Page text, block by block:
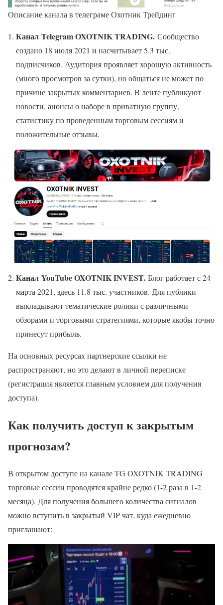
Описание канала в телеграме Охотник Трейдинг
Канал Telegram OXOTNIK TRADING. Сообщество
создано 18 июля 2021 и насчитывает 5.3 тыс.
подписчиков. Аудитория проявляет хорошую активность
(много просмотров за сутки), но общаться не может по
причине закрытых комментариев. В ленте публикуют
новости, анонсы о наборе в приватную группу,
статистику по проведенным торговым сессиям и
положительные отзывы.
Канал YouTube OXOTNIK INVEST. Блог работает с 24
марта 2021, здесь 11.8 тыс. участников. Для публики
выкладывают тематические ролики с различными
обзорами и торговыми стратегиями, которые якобы точно
принесут прибыль.
На основных ресурсах партнерские ссылки не
распространяют, но это делают в личной переписке
(регистрация является главным условием для получения
доступа).
Как получить доступ к закрытым
прогнозам?
В открытом доступе на канале TG OXOTNIK TRADING
торговые сессии проводятся крайне редко (1-2 раза в 1-2
месяца). Для получения большего количества сигналов
можно вступить в закрытый VIP чат, куда ежедневно
приглашают: